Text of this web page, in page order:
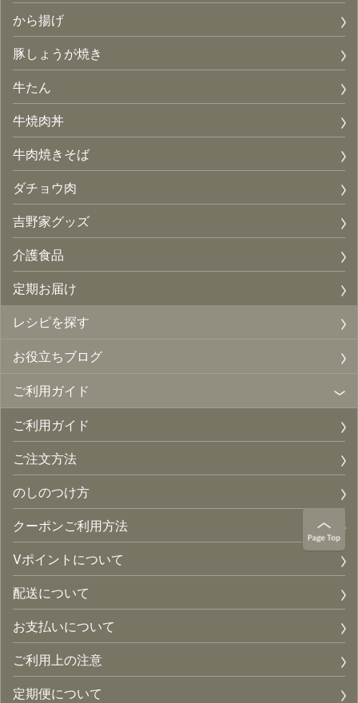
から揚げ
豚しょうが焼き
牛たん
牛焼肉丼
牛肉焼きそば
ダチョウ肉
吉野家グッズ
介護食品
定期お届け
レシピを探す
お役立ちブログ
ご利用ガイド
ご利用ガイド
ご注文方法
のしのつけ方
クーポンご利用方法
Vポイントについて
配送について
お支払いについて
ご利用上の注意
定期便について